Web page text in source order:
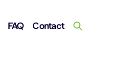
FAQ Contact